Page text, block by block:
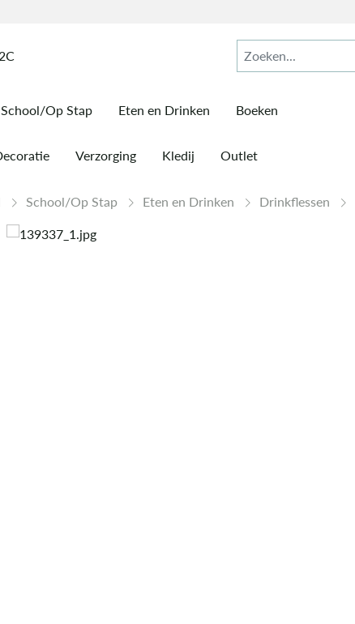
School/Op Stap Eten en Drinken Boeken
Verzorging Kledij Outlet
School/Op Stap Eten en Drinken Drinkflessen